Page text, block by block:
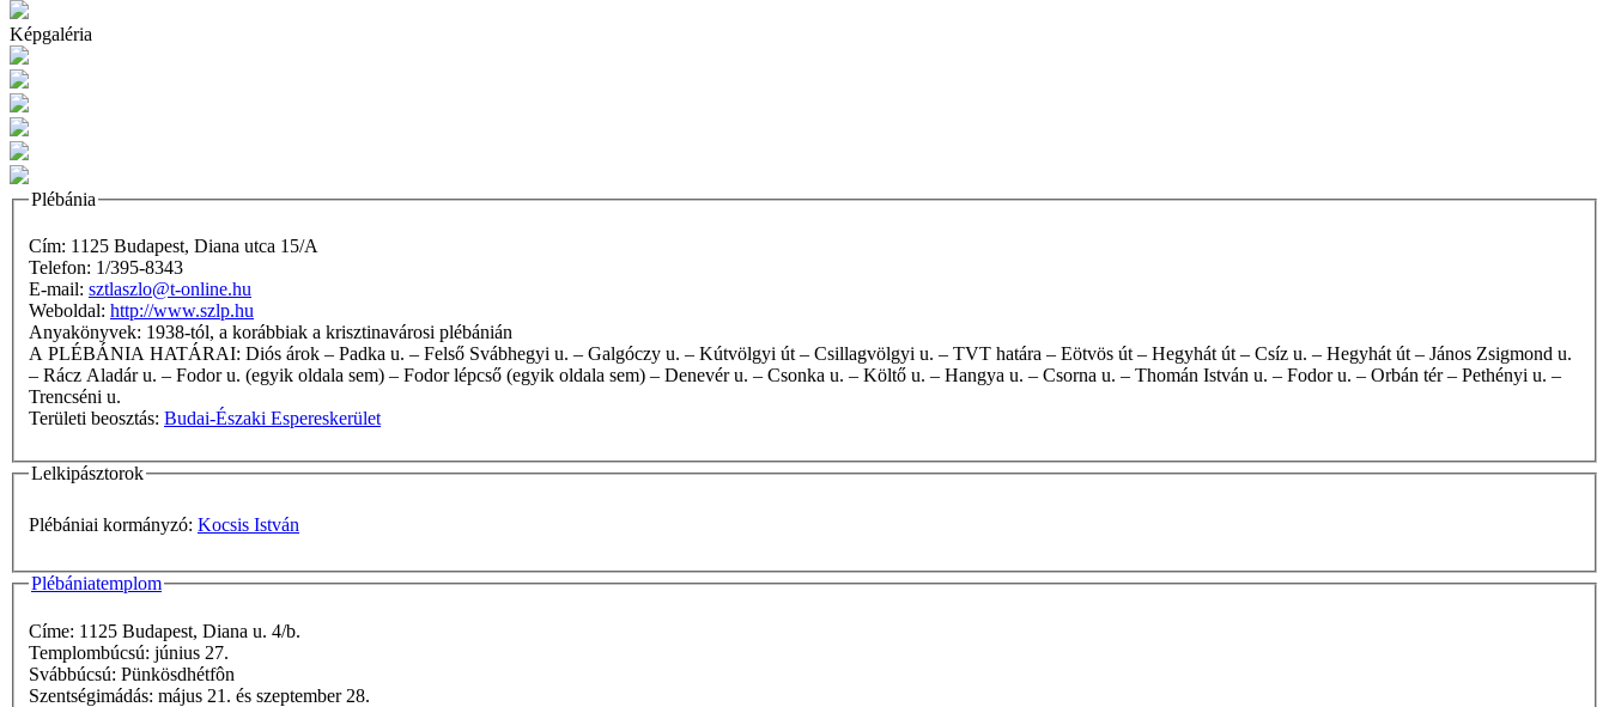
Képgaléria
Plébánia
Cím: 1125 Budapest, Diana utca 15/A
Telefon: 1/395-8343
E-mail: sztlaszlo@t-online.hu
Weboldal: http://www.szlp.hu
Anyakönyvek: 1938-tól, a korábbiak a krisztinavárosi plébánián
A PLÉBÁNIA HATÁRAI: Diós árok – Padka u. – Felső Svábhegyi u. – Galgóczy u. – Kútvölgyi út – Csillagvölgyi u. – TVT határa – Eötvös út – Hegyhát út – Csíz u. – Hegyhát út – János Zsigmond u.
– Rácz Aladár u. – Fodor u. (egyik oldala sem) – Fodor lépcső (egyik oldala sem) – Denevér u. – Csonka u. – Költő u. – Hangya u. – Csorna u. – Thomán István u. – Fodor u. – Orbán tér – Pethényi u. –
Trencséni u.
Területi beosztás: Budai-Északi Espereskerület
Lelkipásztorok
Plébániai kormányzó: Kocsis István
Plébániatemplom
Címe: 1125 Budapest, Diana u. 4/b.
Templombúcsú: június 27.
Svábbúcsú: Pünkösdhétfôn
Szentségimádás: május 21. és szeptember 28.